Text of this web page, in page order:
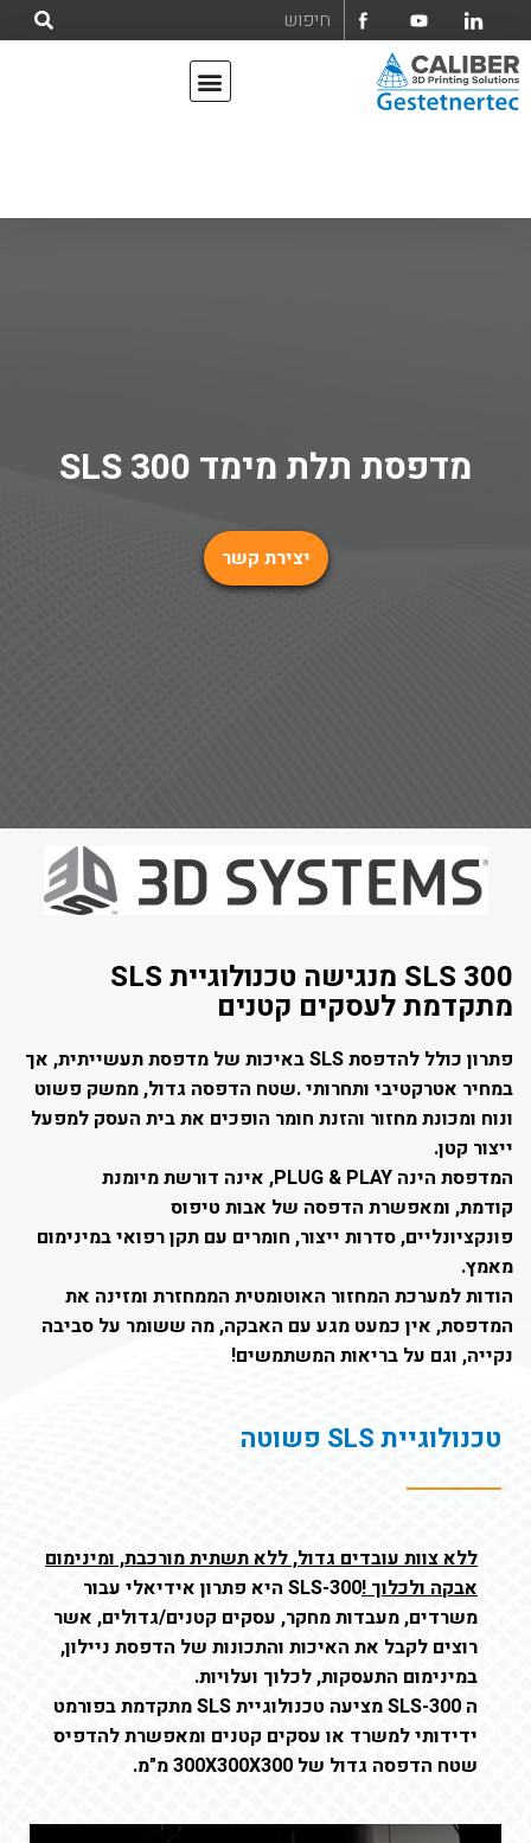
מדפסת תלת מימד SLS 300
יצירת קשר
SLS 300 מנגישה טכנולוגיית SLS
מתקדמת לעסקים קטנים
פתרון כולל להדפסת SLS באיכות של מדפסת תעשייתית,
אך
במחיר אטרקטיבי ותחרותי .שטח הדפסה גדול, ממשק פשוט
ונוח ומכונת מחזור והזנת חומר הופכים את בית העסק למפעל
ייצור קטן.
המדפסת הינה PLUG & PLAY, אינה דורשת מיומנת
קודמת, ומאפשרת הדפסה של אבות טיפוס
פונקציונליים,סדרות ייצור, חומרים עם תקן רפואי במינימום
מאמץ.
הודות למערכת המחזור האוטומטית הממחזרת ומזינה את
המדפסת, אין כמעט מגע עם האבקה,מה ששומר על סביבה
נקייה, וגם על בריאות המשתמשים!
טכנולוגיית SLS פשוטה
ללא צוות עובדים גדול, ללא תשתית מורכבת, ומינימום
אבקה ולכלוך !
SLS-300 היא פתרון אידיאלי עבור
משרדים, מעבדות מחקר, עסקים קטנים/גדולים, אשר
רוצים לקבל את האיכות והתכונות של הדפסת ניילון,
במינימום התעסקות, לכלוך ועלויות.
ה SLS-300 מציעה טכנולוגיית SLS מתקדמת בפורמט
ידידותי למשרד או עסקים קטנים ומאפשרת להדפיס
שטח הדפסה גדול של 300X300X300 מ"מ.